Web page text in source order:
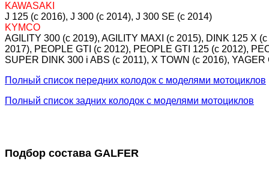
KAWASAKI
J 125 (c 2016), J 300 (c 2014), J 300 SE (c 2014)
KYMCO
AGILITY 300 (c 2019), AGILITY MAXI (c 2015), DINK 125 X
2017), PEOPLE GTI (c 2012), PEOPLE GTI 125 (c 2012),
SUPER DINK 300 i ABS (c 2011), X TOWN (c 2016),
Полный список передних колодок с моделями мотоциклов
Полный список задних колодок с моделями мотоциклов
Подбор состава GALFER